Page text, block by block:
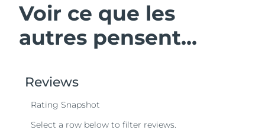
Voir ce que les
autres pensent...